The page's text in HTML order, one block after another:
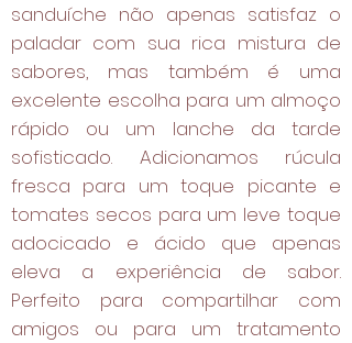
sanduíche não apenas satisfaz o
paladar com sua rica mistura de
sabores, mas também é uma
excelente escolha para um almoço
rápido ou um lanche da tarde
sofisticado. Adicionamos rúcula
fresca para um toque picante e
tomates secos para um leve toque
adocicado e ácido que apenas
eleva a experiência de sabor.
Perfeito para compartilhar com
amigos ou para um tratamento